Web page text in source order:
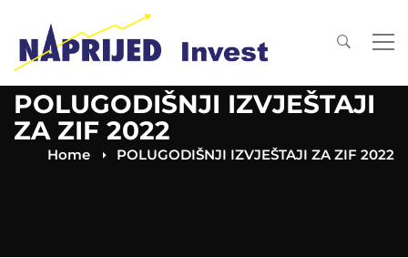
POLUGODIŠNJI IZVJEŠTAJI
ZA ZIF 2022
Home POLUGODIŠNJI IZVJEŠTAJI ZA ZIF 2022